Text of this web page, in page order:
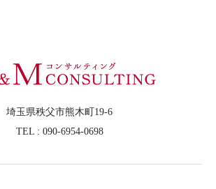
埼玉県秩父市熊木町19-6
TEL : 090-6954-0698